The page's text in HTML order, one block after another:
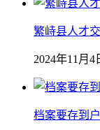
繁峙县人才
2024年11月4
档案要存到